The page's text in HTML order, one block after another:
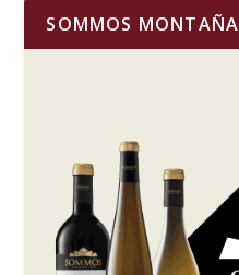
SOMMOS MONTAÑA